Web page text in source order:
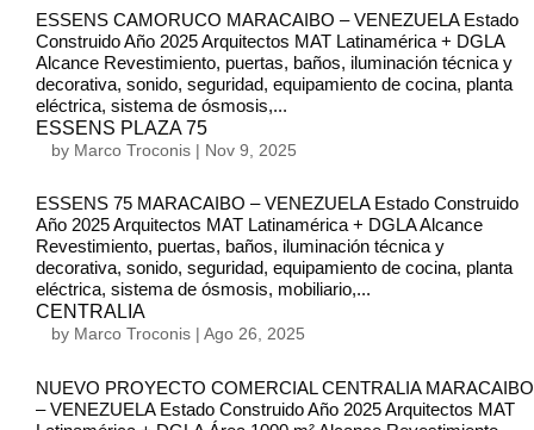
ESSENS CAMORUCO MARACAIBO – VENEZUELA Estado
Construido Año 2025 Arquitectos MAT Latinamérica + DGLA
Alcance Revestimiento, puertas, baños, iluminación técnica y
decorativa, sonido, seguridad, equipamiento de cocina, planta
eléctrica, sistema de ósmosis,...
ESSENS PLAZA 75
by Marco Troconis| Nov 9, 2025
ESSENS 75 MARACAIBO – VENEZUELA Estado Construido
Año 2025 Arquitectos MAT Latinamérica + DGLA Alcance
Revestimiento, puertas, baños, iluminación técnica y
decorativa, sonido, seguridad, equipamiento de cocina, planta
eléctrica, sistema de ósmosis, mobiliario,...
CENTRALIA
by Marco Troconis| Ago 26, 2025
NUEVO PROYECTO COMERCIAL CENTRALIA MARACAIBO
– VENEZUELA Estado Construido Año 2025 Arquitectos MAT